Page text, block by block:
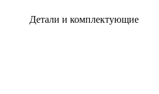
Детали и комплектующие